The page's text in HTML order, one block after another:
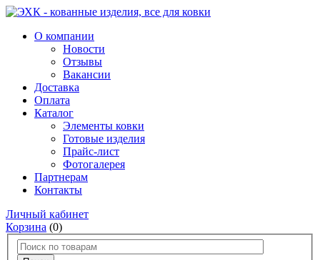
О компании
Новости
Отзывы
Вакансии
Доставка
Оплата
Каталог
Элементы ковки
Готовые изделия
Прайс-лист
Фотогалерея
Партнерам
Контакты
Личный кабинет
Корзина (0)